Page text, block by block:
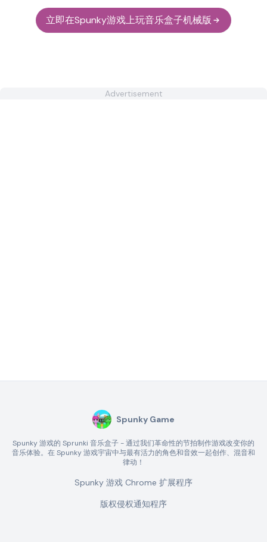
立即在Spunky游戏上玩音乐盒子机械版
Advertisement
Spunky Game
Spunky 游戏的 Sprunki 音乐盒子 - 通过我们革命性的节拍制作游戏改变你的
音乐体验。在 Spunky 游戏宇宙中与最有活力的角色和音效一起创作、混音和
律动！
Spunky 游戏 Chrome 扩展程序
版权侵权通知程序